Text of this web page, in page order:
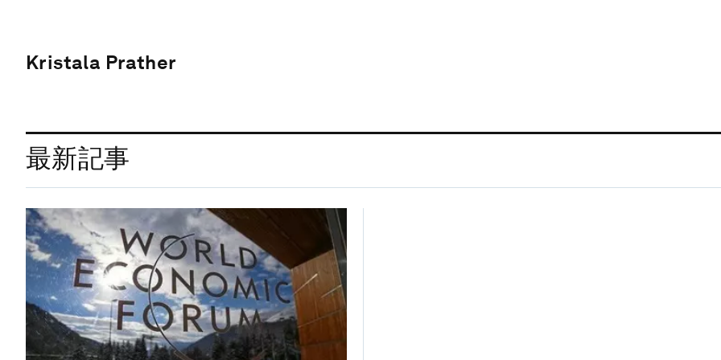
Kristala Prather
最新記事